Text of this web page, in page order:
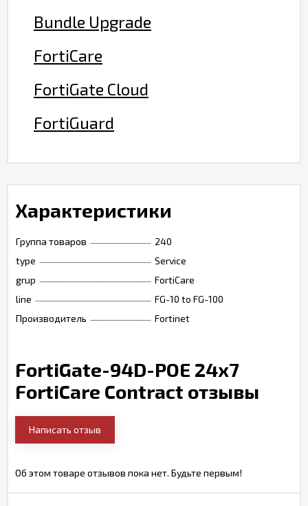
Bundle Upgrade
FortiCare
FortiGate Cloud
FortiGuard
Характеристики
Группа товаров
240
type
Service
grup
FortiCare
line
FG-10 to FG-100
Производитель
Fortinet
FortiGate-94D-POE 24x7
FortiCare Contract отзывы
Написать отзыв
Об этом товаре отзывов пока нет. Будьте первым!